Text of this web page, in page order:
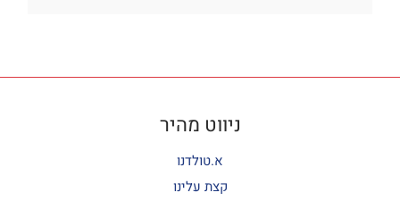
ניווט מהיר
א.טולדנו
קצת עלינו